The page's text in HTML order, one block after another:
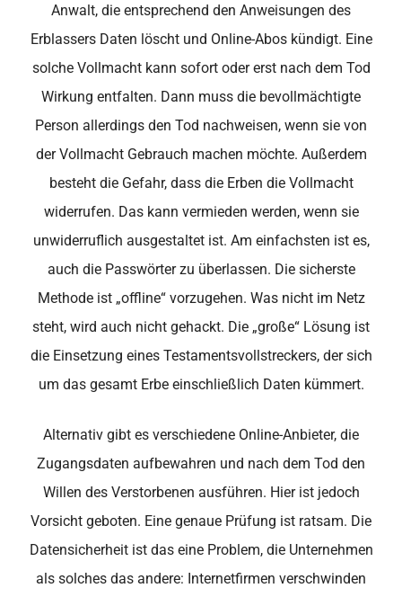
Anwalt, die entsprechend den Anweisungen des
Erblassers Daten löscht und Online-Abos kündigt. Eine
solche Vollmacht kann sofort oder erst nach dem Tod
Wirkung entfalten. Dann muss die bevollmächtigte
Person allerdings den Tod nachweisen, wenn sie von
der Vollmacht Gebrauch machen möchte. Außerdem
besteht die Gefahr, dass die Erben die Vollmacht
widerrufen. Das kann vermieden werden, wenn sie
unwiderruflich ausgestaltet ist. Am einfachsten ist es,
auch die Passwörter zu überlassen. Die sicherste
Methode ist „offline“ vorzugehen. Was nicht im Netz
steht, wird auch nicht gehackt. Die „große“ Lösung ist
die Einsetzung eines Testamentsvollstreckers, der sich
um das gesamt Erbe einschließlich Daten kümmert.
Alternativ gibt es verschiedene Online-Anbieter, die
Zugangsdaten aufbewahren und nach dem Tod den
Willen des Verstorbenen ausführen. Hier ist jedoch
Vorsicht geboten. Eine genaue Prüfung ist ratsam. Die
Datensicherheit ist das eine Problem, die Unternehmen
als solches das andere: Internetfirmen verschwinden